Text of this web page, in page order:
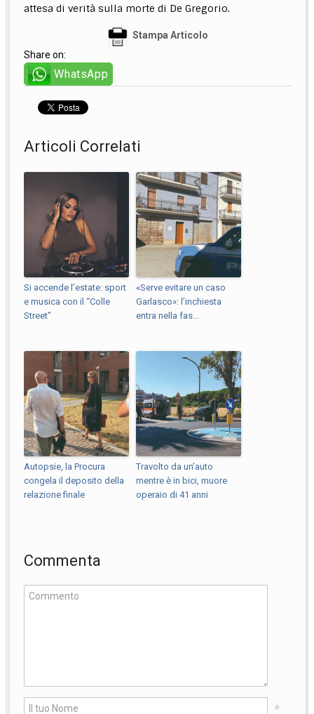
attesa di verità sulla morte di De Gregorio.
Stampa Articolo
Share on:
WhatsApp
Articoli Correlati
Si accende l’estate: sport
e musica con il “Colle
Street”
«Serve evitare un caso
Garlasco»: l’inchiesta
entra nella fas...
Autopsie, la Procura
congela il deposito della
relazione finale
Travolto da un’auto
mentre è in bici, muore
operaio di 41 anni
Commenta
*